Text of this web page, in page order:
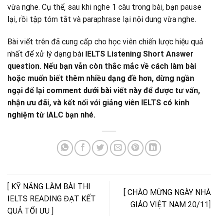
vừa nghe. Cụ thể, sau khi nghe 1 câu trong bài, bạn pause
lại, rồi tập tóm tắt và paraphrase lại nội dung vừa nghe.
Bài viết trên đã cung cấp cho học viên chiến lược hiệu quả
nhất để xử lý dạng bài IELTS Listening Short Answer
question. Nếu bạn vẫn còn thắc mắc về cách làm bài
hoặc muốn biết thêm nhiều dạng đề hơn, dừng ngần
ngại để lại comment dưới bài viết này để được tư vấn,
nhận ưu đãi, và kết nối với giảng viên IELTS có kinh
nghiệm từ IALC bạn nhé.
[ KỸ NĂNG LÀM BÀI THI
IELTS READING ĐẠT KẾT
QUẢ TỐI ƯU ]
[ CHÀO MỪNG NGÀY NHÀ
GIÁO VIỆT NAM 20/11]